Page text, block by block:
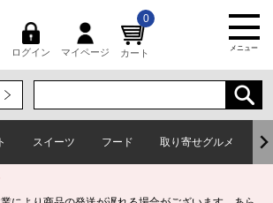
ログイン マイページ カート
0
メニュー
スイーツ フード 取り寄せグルメ